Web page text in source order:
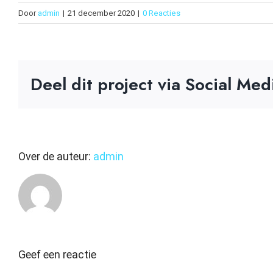
Door admin | 21 december 2020 | 0 Reacties
Deel dit project via Social
Over de auteur: admin
Geef een reactie